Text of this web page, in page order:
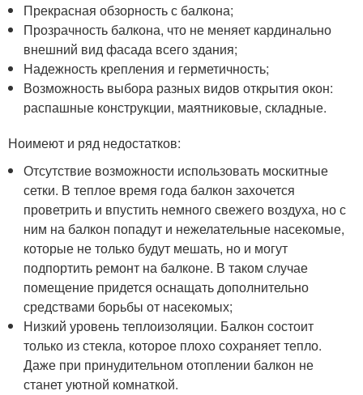
Прекрасная обзорность с балкона;
Прозрачность балкона, что не меняет кардинально
внешний вид фасада всего здания;
Надежность крепления и герметичность;
Возможность выбора разных видов открытия окон:
распашные конструкции, маятниковые, складные.
Ноимеют и ряд недостатков:
Отсутствие возможности использовать москитные
сетки. В теплое время года балкон захочется
проветрить и впустить немного свежего воздуха, но с
ним на балкон попадут и нежелательные насекомые,
которые не только будут мешать, но и могут
подпортить ремонт на балконе. В таком случае
помещение придется оснащать дополнительно
средствами борьбы от насекомых;
Низкий уровень теплоизоляции. Балкон состоит
только из стекла, которое плохо сохраняет тепло.
Даже при принудительном отоплении балкон не
станет уютной комнаткой.